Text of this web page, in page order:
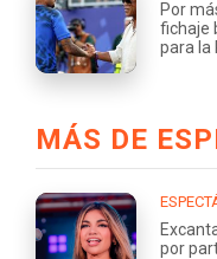
Por
fichaje
para la
MÁS DE
por